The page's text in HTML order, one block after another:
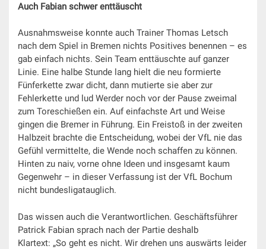
Auch Fabian schwer enttäuscht
Ausnahmsweise konnte auch Trainer Thomas Letsch
nach dem Spiel in Bremen nichts Positives benennen – es
gab einfach nichts. Sein Team enttäuschte auf ganzer
Linie. Eine halbe Stunde lang hielt die neu formierte
Fünferkette zwar dicht, dann mutierte sie aber zur
Fehlerkette und lud Werder noch vor der Pause zweimal
zum Toreschießen ein. Auf einfachste Art und Weise
gingen die Bremer in Führung. Ein Freistoß in der zweiten
Halbzeit brachte die Entscheidung, wobei der VfL nie das
Gefühl vermittelte, die Wende noch schaffen zu können.
Hinten zu naiv, vorne ohne Ideen und insgesamt kaum
Gegenwehr – in dieser Verfassung ist der VfL Bochum
nicht bundesligatauglich.
Das wissen auch die Verantwortlichen. Geschäftsführer
Patrick Fabian sprach nach der Partie deshalb
Klartext: „So geht es nicht. Wir drehen uns auswärts leider